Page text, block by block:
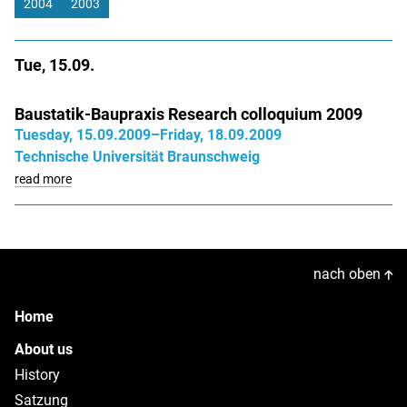
2004 2003
Tue, 15.09.
Baustatik-Baupraxis Research colloquium 2009
Tuesday, 15.09.2009–Friday, 18.09.2009
Technische Universität Braunschweig
read more
nach oben
Home
About us
History
Satzung